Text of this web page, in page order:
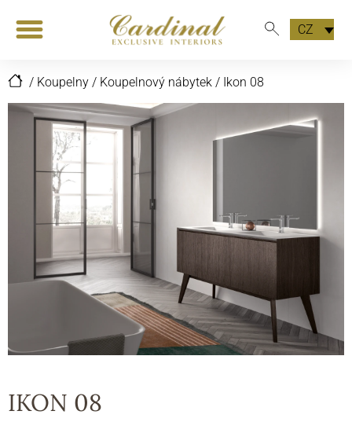
CZ
/ Koupelny / Koupelnový nábytek / Ikon 08
IKON 08